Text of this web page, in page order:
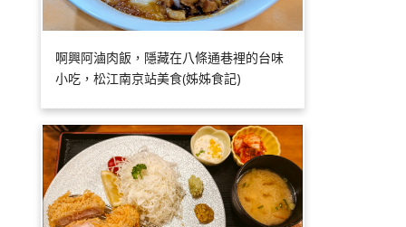
啊興阿滷肉飯，隱藏在八條通巷裡的台味
小吃，松江南京站美食(姊姊食記)